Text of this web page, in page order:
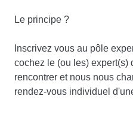
Le principe ?
Inscrivez vous au pôle
cochez le (ou les) expert(s)
rencontrer et nous nous
rendez-vous individuel